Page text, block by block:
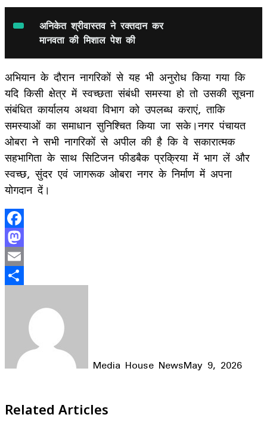
अनिकेत श्रीवास्तव ने रक्तदान कर
मानवता की मिशाल पेश की
अभियान के दौरान नागरिकों से यह भी अनुरोध किया गया कि
यदि किसी क्षेत्र में स्वच्छता संबंधी समस्या हो तो उसकी सूचना
संबंधित कार्यालय अथवा विभाग को उपलब्ध कराएं, ताकि
समस्याओं का समाधान सुनिश्चित किया जा सके।नगर पंचायत
ओबरा ने सभी नागरिकों से अपील की है कि वे सकारात्मक
सहभागिता के साथ सिटिजन फीडबैक प्रक्रिया में भाग लें और
स्वच्छ, सुंदर एवं जागरूक ओबरा नगर के निर्माण में अपना
योगदान दें।
Facebook
Mastodon
Email
Media House NewsMay 9, 2026
Related Articles